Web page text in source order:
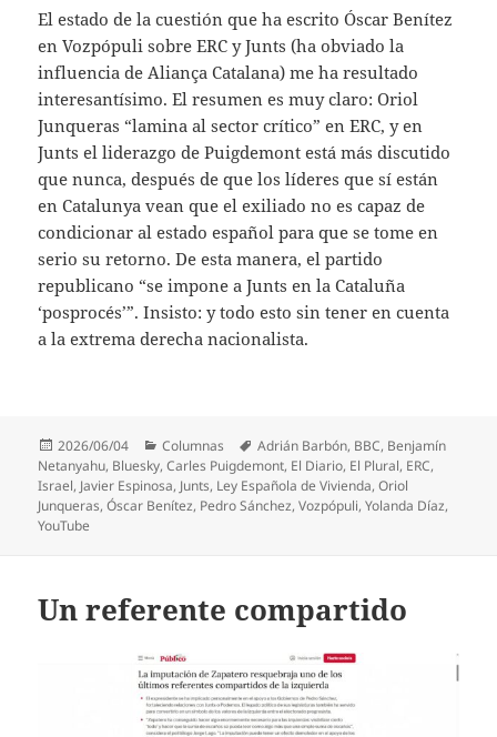
El estado de la cuestión que ha escrito Óscar Benítez
en Vozpópuli sobre ERC y Junts (ha obviado la
influencia de Aliança Catalana) me ha resultado
interesantísimo. El resumen es muy claro: Oriol
Junqueras “lamina al sector crítico” en ERC, y en
Junts el liderazgo de Puigdemont está más discutido
que nunca, después de que los líderes que sí están
en Catalunya vean que el exiliado no es capaz de
condicionar al estado español para que se tome en
serio su retorno. De esta manera, el partido
republicano “se impone a Junts en la Cataluña
‘posprocés’”. Insisto: y todo esto sin tener en cuenta
a la extrema derecha nacionalista.
Publicado
el
2026/06/04 Categorías
Columnas Etiquetas
Adrián Barbón, BBC, Benjamín
Netanyahu, Bluesky,Carles Puigdemont, El Diario, El Plural, ERC,
Israel, Javier Espinosa, Junts, Ley Española de Vivienda,Oriol
Junqueras,Óscar Benítez, Pedro Sánchez,Vozpópuli,Yolanda Díaz,
YouTube
Un referente compartido